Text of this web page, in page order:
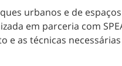
urbanos e de
em parceria com
e as técnicas